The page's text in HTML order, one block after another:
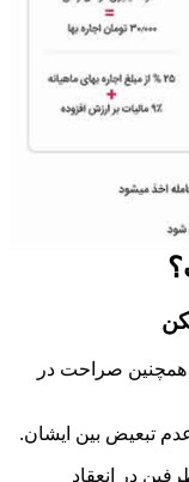
همچنین صراحت در
در انعقاد